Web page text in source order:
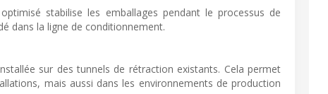
stabilise les emballages pendant le processus de
dans la ligne de conditionnement.
sur des tunnels de rétraction existants. Cela permet
mais aussi dans les environnements de production